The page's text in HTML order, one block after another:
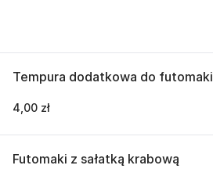
Tempura dodatkowa do futomaki
4,00 zł
Futomaki z sałatką krabową